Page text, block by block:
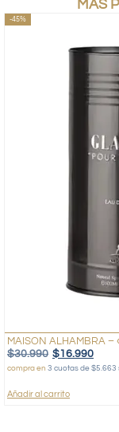
MÁS
-45%
MAISON ALHAMBRA –
$30.990 $16.990
compra en 3 cuotas de $5.663
Añadir al carrito